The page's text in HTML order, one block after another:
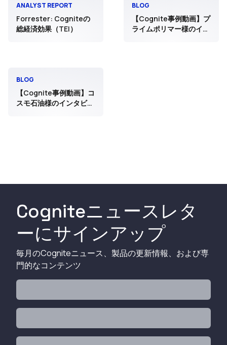
より、年間9000時間以
上削減へ
ANALYST REPORT
Forrester: Cogniteの
総経済効果（TEI）
BLOG
【Cognite事例動画】プ
ライムポリマー様のイン
BLOG
【Cognite事例動画】コ
スモ石油様のインタビュ
Cogniteニュースレタ
ーにサインアップ
毎月のCogniteニュース、製品の更新情報、および専
門的なコンテンツ